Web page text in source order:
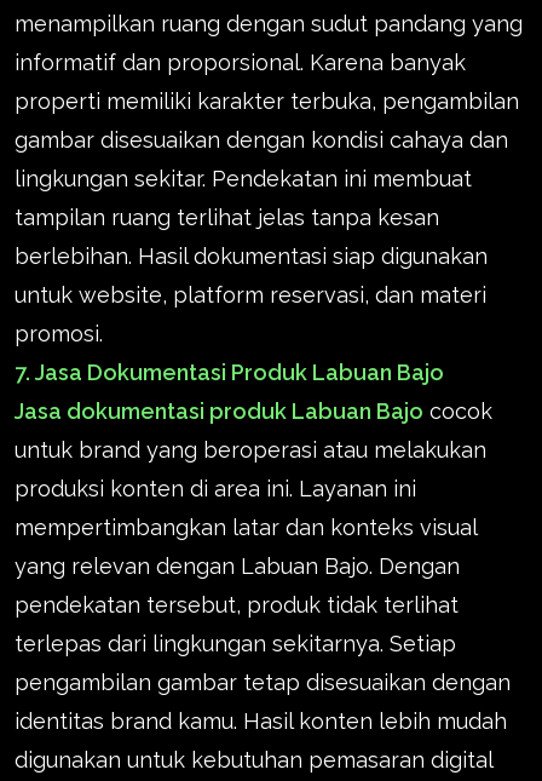
menampilkan ruang dengan sudut pandang yang
informatif dan proporsional. Karena banyak
properti memiliki karakter terbuka, pengambilan
gambar disesuaikan dengan kondisi cahaya dan
lingkungan sekitar. Pendekatan ini membuat
tampilan ruang terlihat jelas tanpa kesan
berlebihan. Hasil dokumentasi siap digunakan
untuk website, platform reservasi, dan materi
promosi.
7. Jasa Dokumentasi Produk Labuan Bajo
Jasa dokumentasi produk Labuan Bajo cocok
untuk brand yang beroperasi atau melakukan
produksi konten di area ini. Layanan ini
mempertimbangkan latar dan konteks visual
yang relevan dengan Labuan Bajo. Dengan
pendekatan tersebut, produk tidak terlihat
terlepas dari lingkungan sekitarnya. Setiap
pengambilan gambar tetap disesuaikan dengan
identitas brand kamu. Hasil konten lebih mudah
digunakan untuk kebutuhan pemasaran digital